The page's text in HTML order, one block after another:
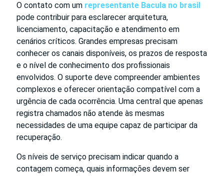
O contato com um representante Bacula no brasil
pode contribuir para esclarecer arquitetura,
licenciamento, capacitação e atendimento em
cenários críticos. Grandes empresas precisam
conhecer os canais disponíveis, os prazos de resposta
e o nível de conhecimento dos profissionais
envolvidos. O suporte deve compreender ambientes
complexos e oferecer orientação compatível com a
urgência de cada ocorrência. Uma central que apenas
registra chamados não atende às mesmas
necessidades de uma equipe capaz de participar da
recuperação.
Os níveis de serviço precisam indicar quando a
contagem começa, quais informações devem ser